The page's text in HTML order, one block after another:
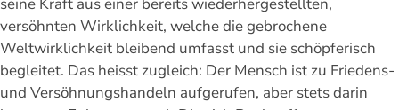
versöhnten Wirklichkeit, welche die gebrochene
Weltwirklichkeit bleibend umfasst und sie schöpferisch
begleitet. Das heisst zugleich: Der Mensch ist zu Friedens-
und Versöhnungshandeln aufgerufen, aber stets darin